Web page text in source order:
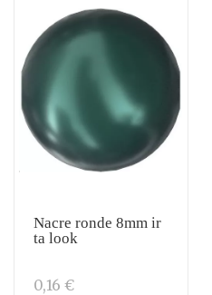
Nacre ronde 8mm ir
ta look
0,16 €